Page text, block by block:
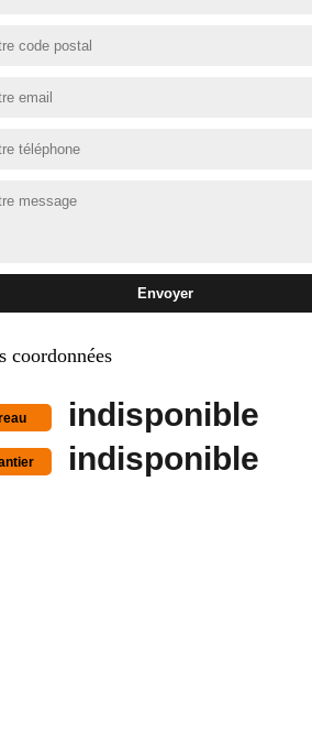
coordonnées
indisponible
indisponible